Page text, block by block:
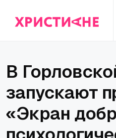
В
запускают
«Экран